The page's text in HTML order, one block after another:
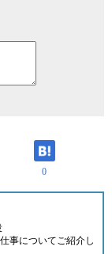
0
事についてご紹介し